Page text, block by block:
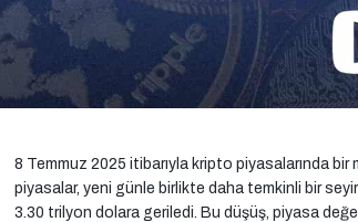
8 Temmuz 2025 itibarıyla kripto piyasalarında
piyasalar, yeni günle birlikte daha temkinli bir
3.30 trilyon dolara geriledi. Bu düşüş, piyasa